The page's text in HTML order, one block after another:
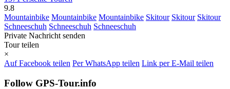
9.8
Mountainbike Mountainbike Mountainbike Skitour Skitour Skitour
Schneeschuh Schneeschuh Schneeschuh
Private Nachricht senden
Tour teilen
×
Auf Facebook teilen Per WhatsApp teilen Link per E-Mail teilen
Follow GPS-Tour.info